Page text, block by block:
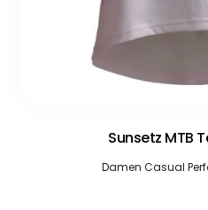
Sunsetz MTB
Damen Casual